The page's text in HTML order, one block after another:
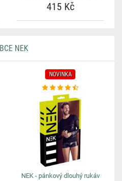
415 Kč
NEK
NOVINKA
NEK - pánkový dlouhý rukáv